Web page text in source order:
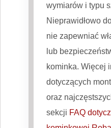
wymiarów i typu
Nieprawidłowo
nie zapewniać
lub
kominka. Więcej
dotyczących
oraz
sekcji FAQ